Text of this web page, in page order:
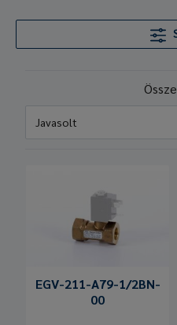
EGV-211-A79-1/2BN-
00